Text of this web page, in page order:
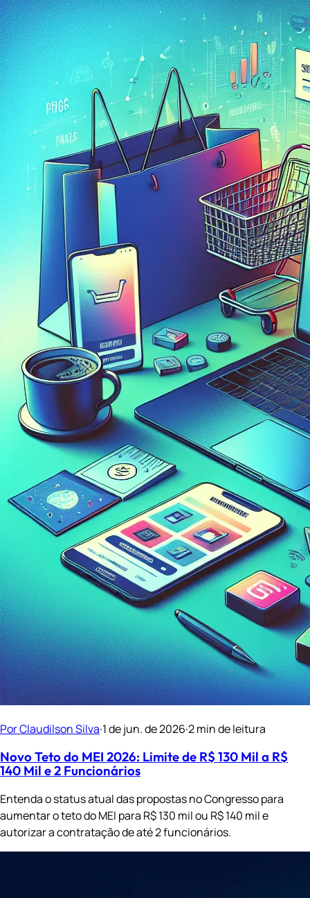
Por Claudilson Silva·1 de jun. de 2026·2 min de leitura
Novo Teto do MEI 2026: Limite de R$ 130 Mil a R$
140 Mil e 2 Funcionários
Entenda o status atual das propostas no Congresso para
aumentar o teto do MEI para R$ 130 mil ou R$ 140 mil e
autorizar a contratação de até 2 funcionários.